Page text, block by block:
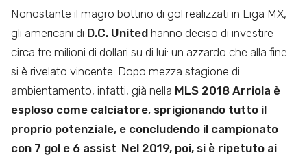
Nonostante il magro bottino di gol realizzati in Liga MX,
gli americani di D.C. United hanno deciso di investire
circa tre milioni di dollari su di lui: un azzardo che alla fine
si è rivelato vincente. Dopo mezza stagione di
ambientamento, infatti, già nella MLS 2018 Arriola è
esploso come calciatore, sprigionando tutto il
proprio potenziale, e concludendo il campionato
con 7 gol e 6 assist Nel 2019, poi, si è ripetuto ai